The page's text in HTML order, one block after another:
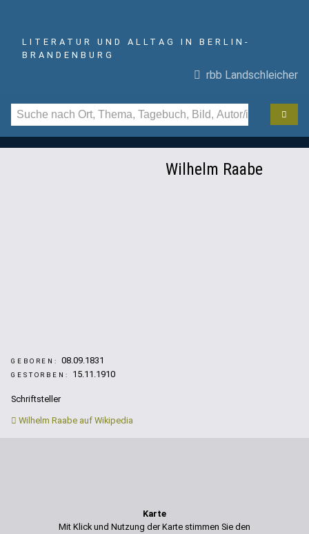
LITERATUR UND ALLTAG IN BERLIN-
BRANDENBURG
rbb Landschleicher
Wilhelm Raabe
GEBOREN: 08.09.1831
GESTORBEN: 15.11.1910
Schriftsteller
Wilhelm Raabe auf Wikipedia
Karte
Mit Klick und Nutzung der Karte stimmen Sie den